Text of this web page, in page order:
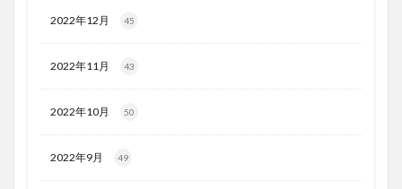
2022年12月 45
2022年11月 43
2022年10月 50
2022年9月 49